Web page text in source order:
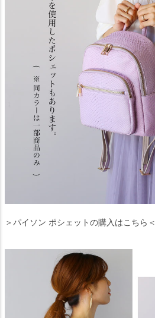
＞パイソン ポシェットの購入はこちら＜